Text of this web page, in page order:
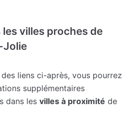
les villes proches de
Jolie
liens ci-après, vous pourrez
supplémentaires
dans lesvilles à proximité de